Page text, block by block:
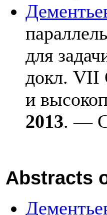
для
докл. VII
и
2013. —
Abstracts